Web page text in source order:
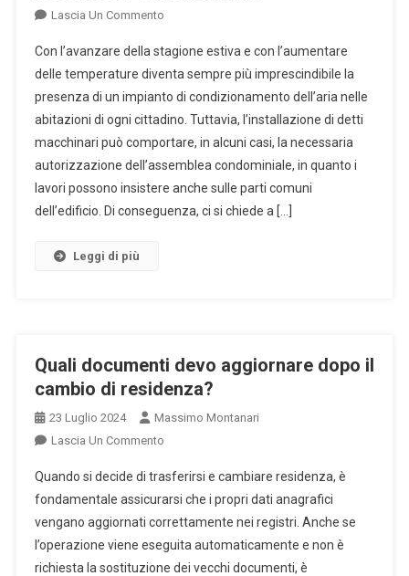
Lascia Un CommentoOn
Di
Condizionamento
Dell’aria:
A
Quali
Limiti
Deve
Soggiacere
Con l’avanzare della stagione estiva e con l’aumentare
delle temperature diventa sempre più imprescindibile la
presenza di un impianto di condizionamento dell’aria nelle
abitazioni di ogni cittadino. Tuttavia, l’installazione di detti
macchinari può comportare, in alcuni casi, la necessaria
autorizzazione dell’assemblea condominiale, in quanto i
lavori possono insistere anche sulle parti comuni
dell’edificio. Di conseguenza, ci si chiede a […]
Leggi di più
Quali documenti devo aggiornare dopo il
cambio di residenza?
23 Luglio 2024
Massimo Montanari
Lascia Un CommentoOn
Documenti
Devo
Aggiornare
Dopo
Il
Quando si decide di trasferirsi e cambiare residenza, è
fondamentale assicurarsi che i propri dati anagrafici
vengano aggiornati correttamente nei registri. Anche se
l’operazione viene eseguita automaticamente e non è
richiesta la sostituzione dei vecchi documenti, è